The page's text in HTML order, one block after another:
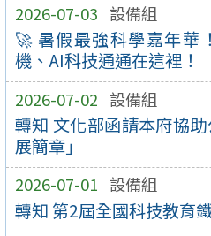
2026-07-03 設備組
🚀 暑假最強科學嘉年華
機、AI科技通通在這裡！
2026-07-02 設備組
轉知 文化部函請本府協
展簡章」
2026-07-01 設備組
轉知 第2屆全國科技教育